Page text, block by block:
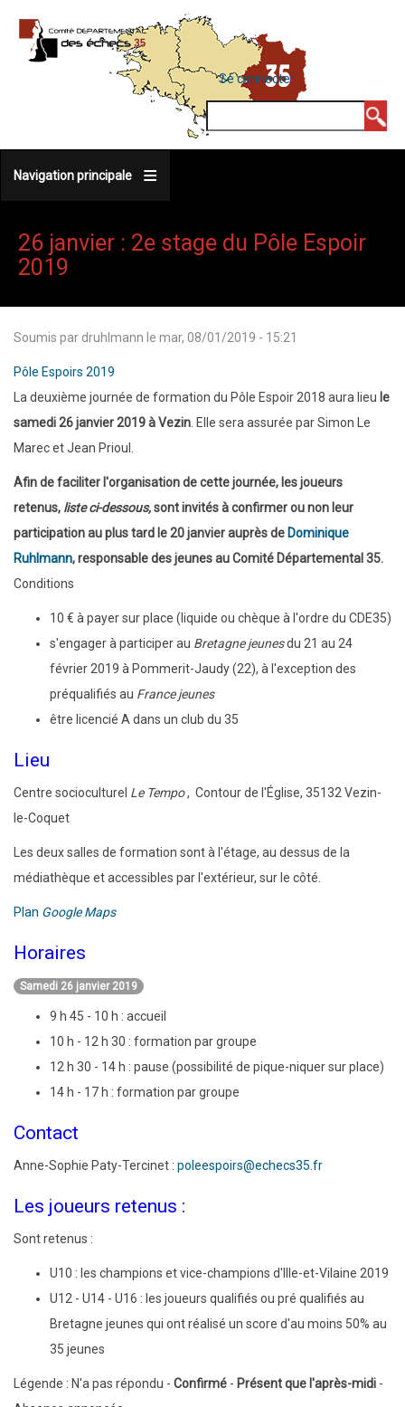
contenu
MENU
DU
COMPTE
DE
Se connecter
Navigation principale
26 janvier : 2e stage du Pôle Espoir
2019
Soumis par druhlmann le mar, 08/01/2019 - 15:21
Pôle Espoirs 2019
La deuxième journée de formation du Pôle Espoir 2018 aura lieu le
samedi 26 janvier 2019 à Vezin . Elle sera assurée par Simon Le
Marec et Jean Prioul.
Afin de faciliter l'organisation de cette journée, les joueurs
retenus, liste ci-dessous,sont invités à confirmer ou non leur
participation au plus tard le 20 janvier auprès de Dominique
Ruhlmann, responsable des jeunes au Comité Départemental 35.
Conditions
10 € à payer sur place (liquide ou chèque à l'ordre du CDE35)
s'engager à participer au Bretagne jeunesdu 21 au 24
février 2019 à Pommerit-Jaudy (22), à l'exception des
préqualifiés au France jeunes
être licencié A dans un club du 35
Lieu
Centre socioculturel Le Tempo, Contour de l'Église, 35132 Vezin-
le-Coquet
Les deux salles de formation sont à l'étage, au dessus de la
médiathèque et accessibles par l'extérieur, sur le côté.
Plan Google Maps
Horaires
Samedi 26 janvier 2019
9 h 45 - 10 h : accueil
10 h - 12 h 30 : formation par groupe
12 h 30 - 14 h : pause (possibilité de pique-niquer sur place)
14 h - 17 h : formation par groupe
Contact
Anne-Sophie Paty-Tercinet : poleespoirs@echecs35.fr
Les joueurs retenus :
Sont retenus :
U10 : les champions et vice-champions d'Ille-et-Vilaine 2019
U12 - U14 - U16 : les joueurs qualifiés ou pré qualifiés au
Bretagne jeunes qui ont réalisé un score d'au moins 50% au
35 jeunes
Légende : N'a pas répondu - Confirmé - Présent que l'après-midi -